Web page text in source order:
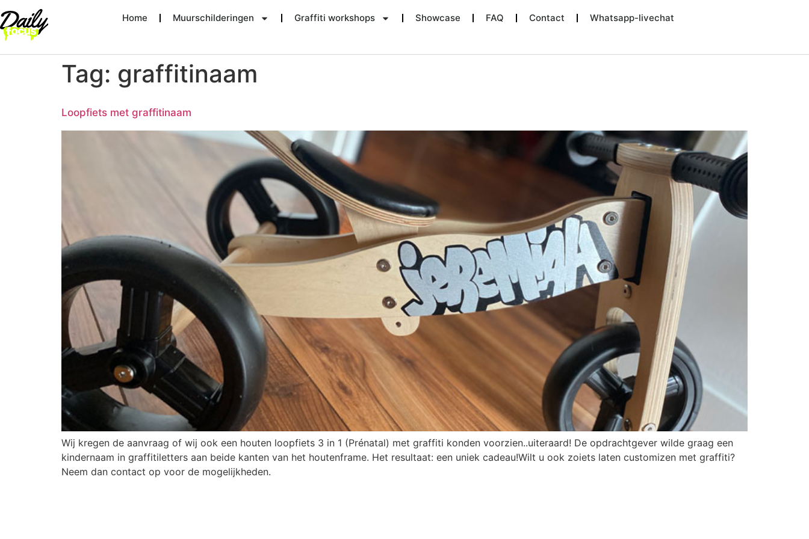
Home Muurschilderingen Graffiti workshops Showcase FAQ Contact Whatsapp-livechat
Tag: graffitinaam
Loopfiets met graffitinaam
Wij kregen de aanvraag of wij ook een houten loopfiets 3 in 1 (Prénatal) met graffiti konden voorzien..uiteraard! De opdrachtgever wilde graag een
kindernaam in graffitiletters aan beide kanten van het houtenframe. Het resultaat: een uniek cadeau!Wilt u ook zoiets laten customizen met graffiti?
Neem dan contact op voor de mogelijkheden.